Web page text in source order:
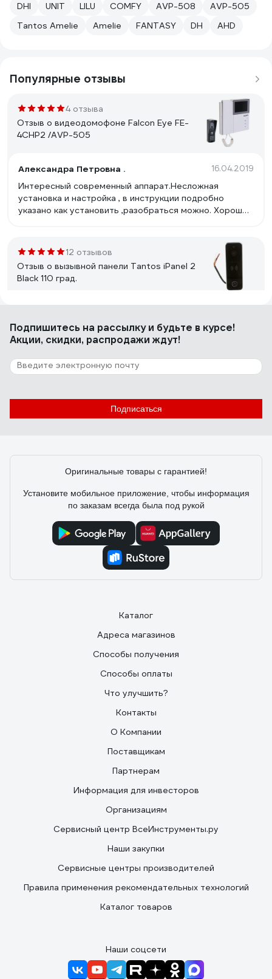
DHI
UNIT LILU COMFY AVP-508
AVP-505
Tantos Amelie
Amelie FANTASY DH AHD
Популярные отзывы
4 отзыва
Отзыв о видеодомофоне Falcon Eye FE-
4CHP2 /AVP-505
Александра Петровна . 16.04.2019
Интересный современный аппарат.Несложная
установка и настройка , в инструкции подробно
указано как установить ,разобраться можно. Хорошее
-слышен на весь подъезд и звонок и разговор .
12 отзывов
Отзыв о вызывной панели Tantos iPanel 2
Black 110 град.
Качество изображения, красивый вид
7 отзывов
PAL темно-серая
Подпишитесь на рассылкуи будьте в курсе!
Акции, скидки, распродажи ждут!
Подписаться
Оригинальные товары с гарантией!
Установите мобильное приложение, чтобы информация
по заказам всегда была под рукой
Каталог
Адреса магазинов
Способы получения
Способы оплаты
Что улучшить?
Контакты
О Компании
Поставщикам
Партнерам
Информация для инвесторов
Организациям
Сервисный центр ВсеИнструменты.ру
Наши закупки
Сервисные центры производителей
Правила применения рекомендательных технологий
Каталог товаров
Наши соцсети